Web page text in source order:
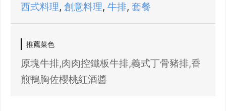
西式料理, 創意料理, 牛排, 套餐
推薦菜色
原塊牛排,肉肉控鐵板牛排,義式丁骨豬排,香
煎鴨胸佐櫻桃紅酒醬
登出
先不要